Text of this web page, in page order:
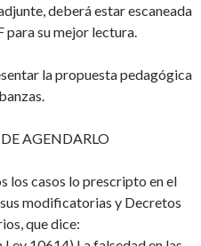
deberá estar escaneada
su mejor lectura.
la propuesta pedagógica
AGENDARLO
los casos lo prescripto en el
modificatorias y Decretos
que dice: